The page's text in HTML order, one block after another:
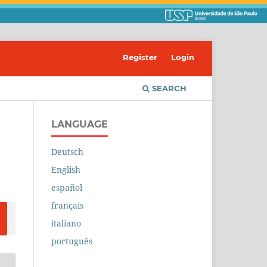
SEARCH
Register Login
LANGUAGE
Deutsch
English
español
français
italiano
português